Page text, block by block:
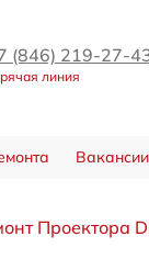
(846) 219-27-
линия
Вакансии
Проектора